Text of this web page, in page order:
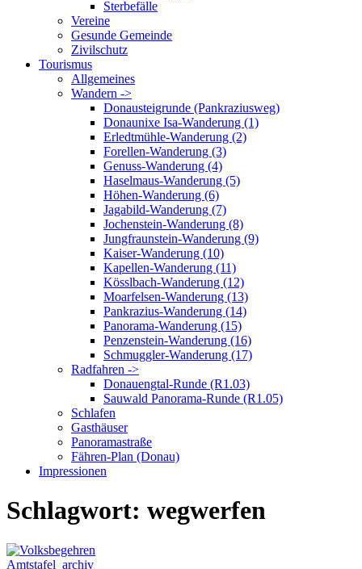
Sterbefälle
Vereine
Gesunde Gemeinde
Zivilschutz
Tourismus
Allgemeines
Wandern ->
Donausteigrunde (Pankraziusweg)
Donaunixe Isa-Wanderung (1)
Erledtmühle-Wanderung (2)
Forellen-Wanderung (3)
Genuss-Wanderung (4)
Haselmaus-Wanderung (5)
Höhen-Wanderung (6)
Jagabild-Wanderung (7)
Jochenstein-Wanderung (8)
Jungfraunstein-Wanderung (9)
Kaiser-Wanderung (10)
Kapellen-Wanderung (11)
Kösslbach-Wanderung (12)
Moarfelsen-Wanderung (13)
Pankrazius-Wanderung (14)
Panorama-Wanderung (15)
Penzenstein-Wanderung (16)
Schmuggler-Wanderung (17)
Radfahren ->
Donauengtal-Runde (R1.03)
Sauwald Panorama-Runde (R1.05)
Schlafen
Gasthäuser
Panoramastraße
Fähren-Plan (Donau)
Impressionen
Schlagwort: wegwerfen
Amtstafel_archiv